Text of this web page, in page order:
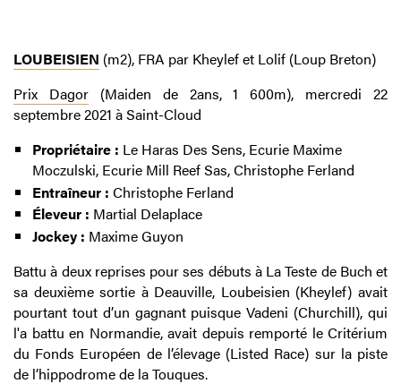
LOUBEISIEN (m2), FRA par Kheylef et Lolif (Loup Breton)
Prix Dagor(Maiden de 2ans, 1 600m), mercredi 22
septembre 2021 à Saint-Cloud
Propriétaire : Le Haras Des Sens, Ecurie Maxime
Moczulski, Ecurie Mill Reef Sas, Christophe Ferland
Entraîneur : Christophe Ferland
Éleveur : Martial Delaplace
Jockey : Maxime Guyon
Battu à deux reprises pour ses débuts à La Teste de Buch et
sa deuxième sortie à Deauville, Loubeisien (Kheylef) avait
pourtant tout d’un gagnant puisque Vadeni (Churchill), qui
l'a battu en Normandie, avait depuis remporté le Critérium
du Fonds Européen de l’élevage (Listed Race) sur la piste
de l’hippodrome de la Touques.